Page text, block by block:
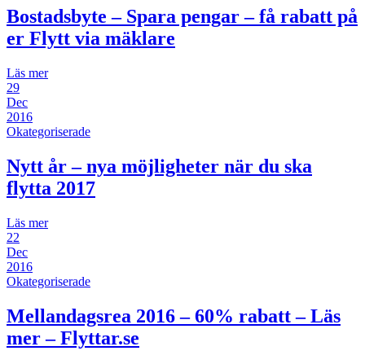
Bostadsbyte – Spara pengar – få rabatt på
er Flytt via mäklare
Läs mer
29
Dec
2016
Okategoriserade
Nytt år – nya möjligheter när du ska
flytta 2017
Läs mer
22
Dec
2016
Okategoriserade
Mellandagsrea 2016 – 60% rabatt – Läs
mer – Flyttar.se